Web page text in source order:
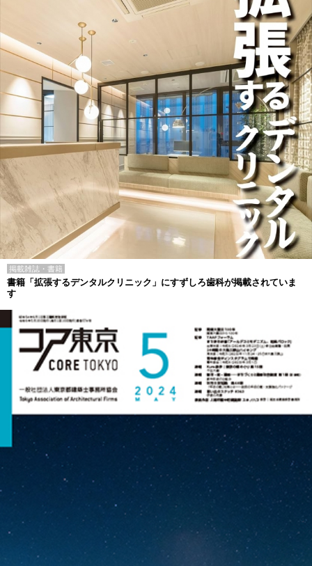
掲載雑誌・書籍
書籍「拡張するデンタルクリニック」にすずしろ歯科が掲載されていま
す